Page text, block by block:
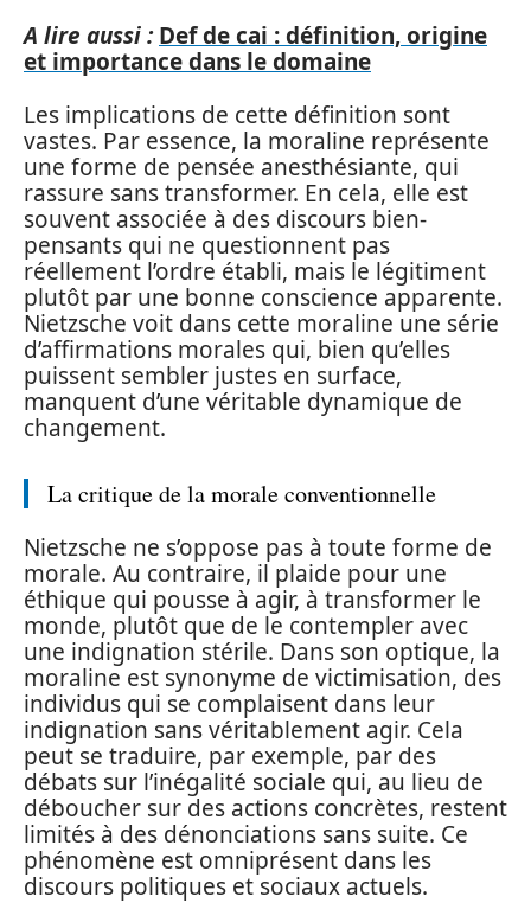
A lire aussi : Def de cai : définition, origine
et importance dans le domaine
Les implications de cette définition sont
vastes. Par essence, la moraline représente
une forme de pensée anesthésiante, qui
rassure sans transformer. En cela, elle est
souvent associée à des discours bien-
pensants qui ne questionnent pas
réellement l’ordre établi, mais le légitiment
plutôt par une bonne conscience apparente.
Nietzsche voit dans cette moraline une série
d’affirmations morales qui, bien qu’elles
puissent sembler justes en surface,
manquent d’une véritable dynamique de
changement.
La critique de la morale conventionnelle
Nietzsche ne s’oppose pas à toute forme de
morale. Au contraire, il plaide pour une
éthique qui pousse à agir, à transformer le
monde, plutôt que de le contempler avec
une indignation stérile. Dans son optique, la
moraline est synonyme de victimisation, des
individus qui se complaisent dans leur
indignation sans véritablement agir. Cela
peut se traduire, par exemple, par des
débats sur l’inégalité sociale qui, au lieu de
déboucher sur des actions concrètes, restent
limités à des dénonciations sans suite. Ce
phénomène est omniprésent dans les
discours politiques et sociaux actuels.